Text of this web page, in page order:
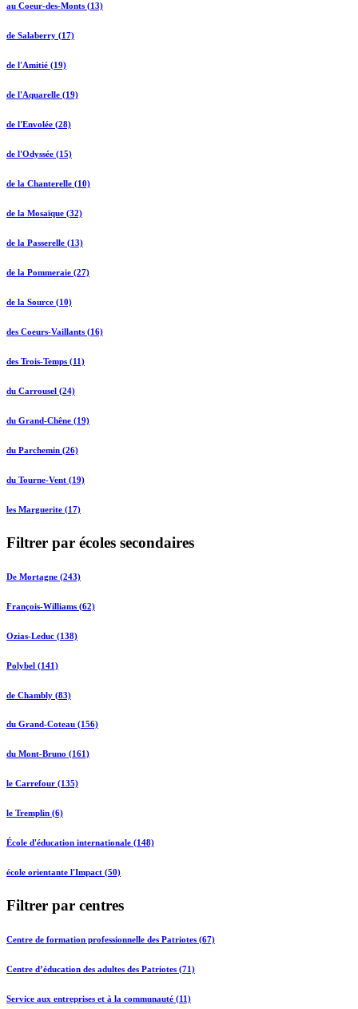
au Coeur-des-Monts (13)
de Salaberry (17)
de l'Amitié (19)
de l'Aquarelle (19)
de l'Envolée (28)
de l'Odyssée (15)
de la Chanterelle (10)
de la Mosaïque (32)
de la Passerelle (13)
de la Pommeraie (27)
de la Source (10)
des Coeurs-Vaillants (16)
des Trois-Temps (11)
du Carrousel (24)
du Grand-Chêne (19)
du Parchemin (26)
du Tourne-Vent (19)
les Marguerite (17)
Filtrer par écoles secondaires
De Mortagne (243)
François-Williams (62)
Ozias-Leduc (138)
Polybel (141)
de Chambly (83)
du Grand-Coteau (156)
du Mont-Bruno (161)
le Carrefour (135)
le Tremplin (6)
École d'éducation internationale (148)
école orientante l'Impact (50)
Filtrer par centres
Centre de formation professionnelle des Patriotes (67)
Centre d’éducation des adultes des Patriotes (71)
Service aux entreprises et à la communauté (11)